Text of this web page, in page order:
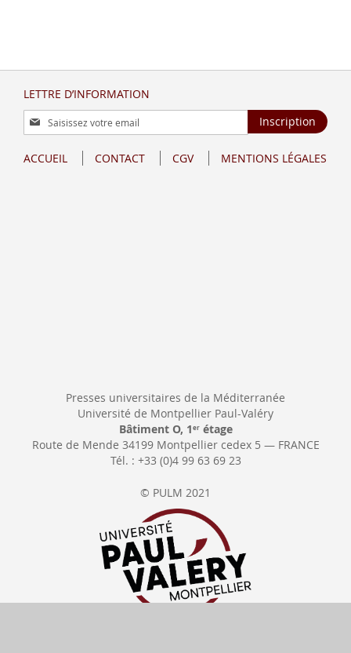
LETTRE D’INFORMATION
Inscription
à
lettre
Inscription
ACCUEIL CONTACT CGV MENTIONS LÉGALES
Presses universitaires de la Méditerranée
Université de Montpellier Paul-Valéry
Bâtiment O, 1 erétage
Route de Mende 34199 Montpellier cedex 5 — FRANCE
Tél. : +33 (0)4 99 63 69 23
© PULM 2021